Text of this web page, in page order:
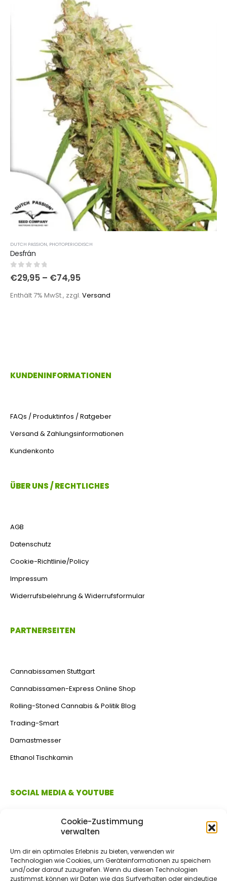
Cookie-Zustimmung
verwalten
Um dir ein optimales Erlebnis zu bieten, verwenden wir
Technologien wie Cookies, um Geräteinformationen zu speichern
und/oder darauf zuzugreifen. Wenn du diesen Technologien
zustimmst, können wir Daten wie das Surfverhalten oder eindeutige
DUTCH PASSION, PHOTOPERIODISCH
Desfrán
0out of 5
€29,95 – €74,95
Enthält 7% MwSt., zzgl. Versand
KUNDENINFORMATIONEN
FAQs / Produktinfos / Ratgeber
Versand & Zahlungsinformationen
Kundenkonto
ÜBER UNS / RECHTLICHES
AGB
Datenschutz
Cookie-Richtlinie/Policy
Impressum
Widerrufsbelehrung & Widerrufsformular
PARTNERSEITEN
Cannabissamen Stuttgart
Cannabissamen-Express Online Shop
Rolling-Stoned Cannabis & Politik Blog
Trading-Smart
Damastmesser
Ethanol Tischkamin
SOCIAL MEDIA & YOUTUBE